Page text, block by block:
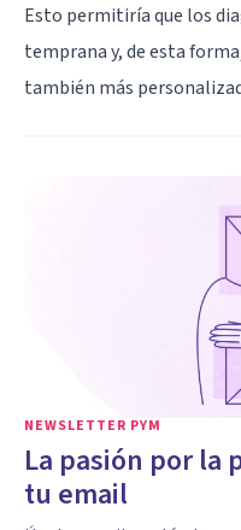
Esto permitiría que los
temprana y, de esta
también más
NEWSLETTER PYM
La pasión por la
tu email